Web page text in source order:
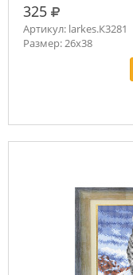
325 руб.
Артикул: larkes.К3281
Размер: 26х38